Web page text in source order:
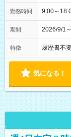
勤務時間 9:00～
期間 2026/9/1
特徴 履歴書不
気になる！